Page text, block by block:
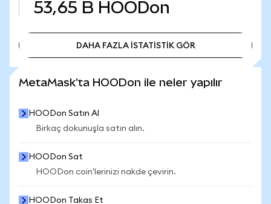
53,65 B HOODon
DAHA FAZLA İSTATİSTİK GÖR
MetaMask'ta HOODon ile neler yapılır
HOODon Satın Al
Birkaç dokunuşla satın alın.
HOODon Sat
HOODon coin'lerinizi nakde çevirin.
HOODon Takas Et